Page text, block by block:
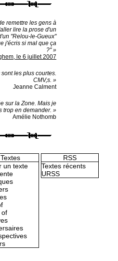
remettre les gens à
lire la prose d'un
"Relou-le-Gueux"
j'écris si mal que ça
?" »
le 6 juillet 2007
les plus courtes.
CMV,s. »
Jeanne Calment
sur la Zone. Mais je
trop en demander. »
Amélie Nothomb
Textes
un texte
of
RSS
Textes récents
URSS